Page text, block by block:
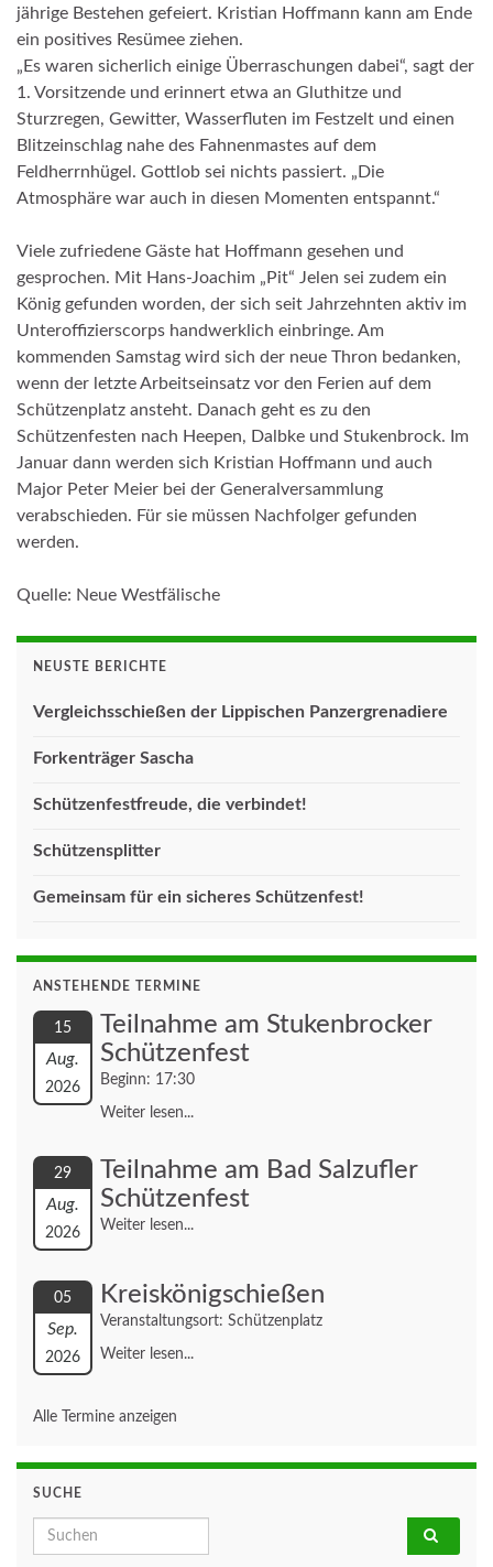
jährige Bestehen gefeiert. Kristian Hoffmann kann am Ende
ein positives Resümee ziehen.
„Es waren sicherlich einige Überraschungen dabei“, sagt der
1. Vorsitzende und erinnert etwa an Gluthitze und
Sturzregen, Gewitter, Wasserfluten im Festzelt und einen
Blitzeinschlag nahe des Fahnenmastes auf dem
Feldherrnhügel. Gottlob sei nichts passiert. „Die
Atmosphäre war auch in diesen Momenten entspannt.“
Viele zufriedene Gäste hat Hoffmann gesehen und
gesprochen. Mit Hans-Joachim „Pit“ Jelen sei zudem ein
König gefunden worden, der sich seit Jahrzehnten aktiv im
Unteroffizierscorps handwerklich einbringe. Am
kommenden Samstag wird sich der neue Thron bedanken,
wenn der letzte Arbeitseinsatz vor den Ferien auf dem
Schützenplatz ansteht. Danach geht es zu den
Schützenfesten nach Heepen, Dalbke und Stukenbrock. Im
Januar dann werden sich Kristian Hoffmann und auch
Major Peter Meier bei der Generalversammlung
verabschieden. Für sie müssen Nachfolger gefunden
werden.
Quelle: Neue Westfälische
NEUSTE BERICHTE
Vergleichsschießen der Lippischen Panzergrenadiere
Forkenträger Sascha
Schützenfestfreude, die verbindet!
Schützensplitter
Gemeinsam für ein sicheres Schützenfest!
ANSTEHENDE TERMINE
15
Aug.
2026
Teilnahme am Stukenbrocker
Schützenfest
Beginn: 17:30
Weiter lesen...
29
Aug.
2026
Teilnahme am Bad Salzufler
Schützenfest
Weiter lesen...
05
Sep.
2026
Kreiskönigschießen
Veranstaltungsort: Schützenplatz
Weiter lesen...
Alle Termine anzeigen
SUCHE
Search for: